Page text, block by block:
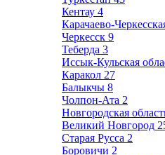
Кентау 4
Карачаево-
Черкесск 9
Теберда 3
Иссык-Кульская
Каракол 27
Балыкчы 8
Чолпон-Ата 2
Новгородская
Великий Новгород
Старая Русса 2
Боровичи 2